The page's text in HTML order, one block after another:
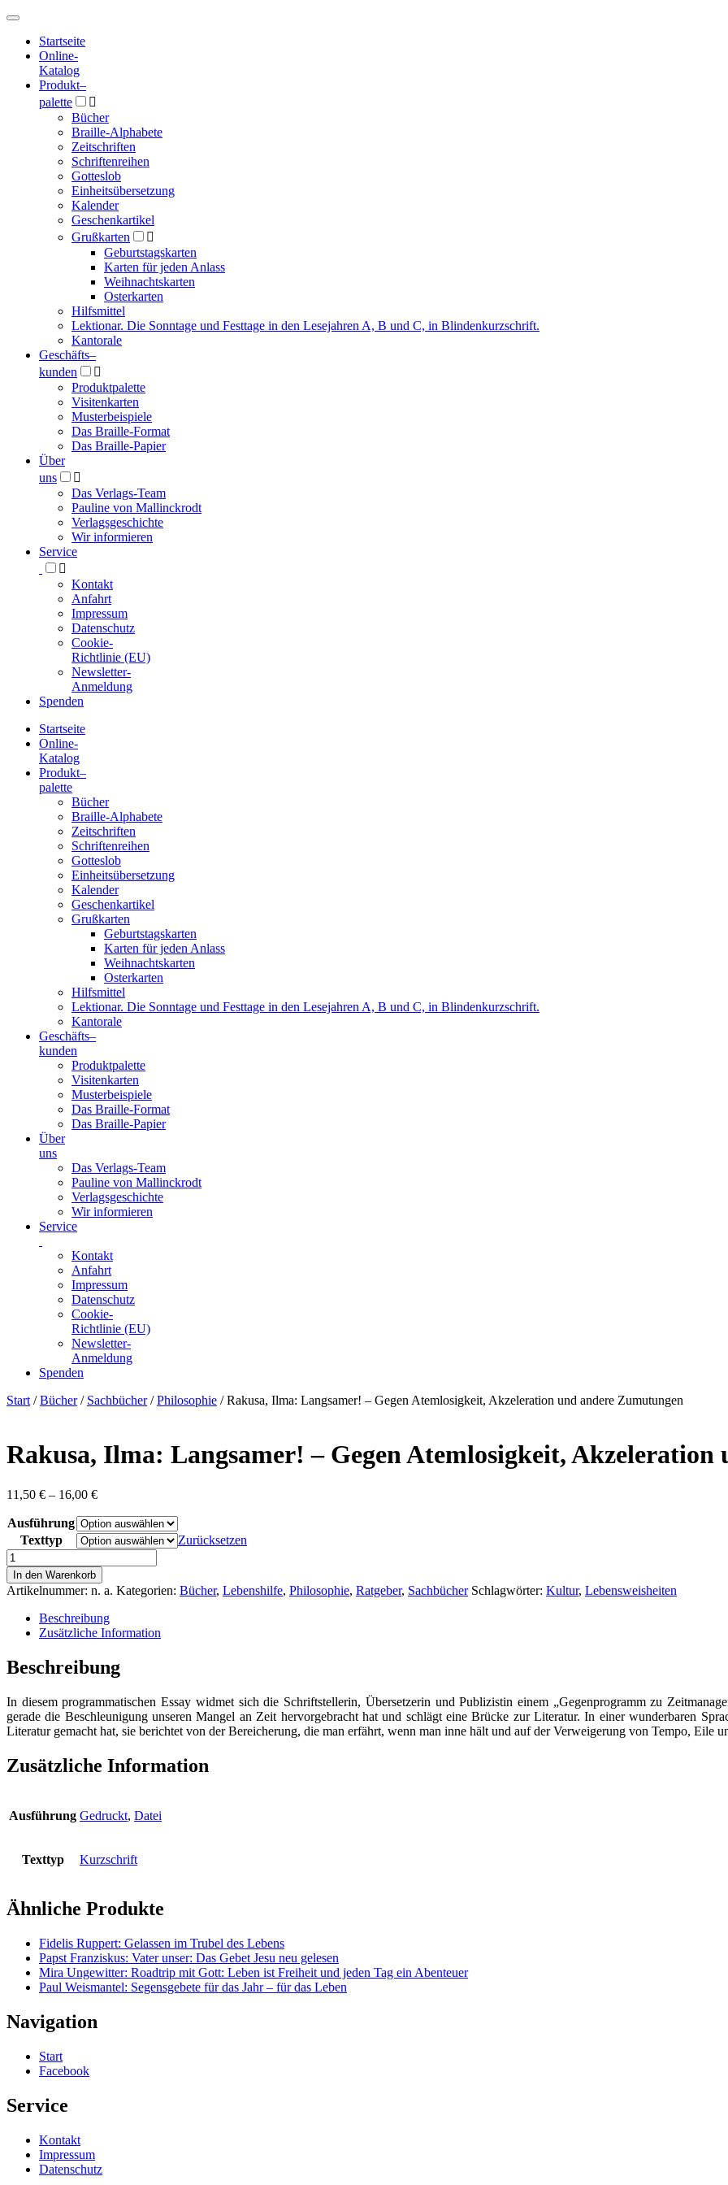
Hauptmenü
Hauptmenü
Startseite
Online-
Katalog
Produkt–
palette

Bücher
Braille-Alphabete
Zeitschriften
Schriftenreihen
Gotteslob
Einheitsübersetzung
Kalender
Geschenkartikel
Grußkarten

Geburtstagskarten
Karten für jeden Anlass
Weihnachtskarten
Osterkarten
Hilfsmittel
Lektionar. Die Sonntage und Festtage in den Lesejahren A, B und C, in Blindenkurzschrift.
Kantorale
Geschäfts­–
kunden

Produktpalette
Visitenkarten
Musterbeispiele
Das Braille-Format
Das Braille-Papier
Über
uns

Das Verlags-Team
Pauline von Mallinckrodt
Verlagsgeschichte
Wir informieren
Service

Kontakt
Anfahrt
Impressum
Datenschutz
Cookie-
Richtlinie (EU)
Newsletter-
Anmeldung
Spenden
Blindenschrift-
Verlag
Druckerei
gGmbH
Startseite
Online-
Katalog
Produkt–
palette
Bücher
Braille-Alphabete
Zeitschriften
Schriftenreihen
Gotteslob
Einheitsübersetzung
Kalender
Geschenkartikel
Grußkarten
Geburtstagskarten
Karten für jeden Anlass
Weihnachtskarten
Osterkarten
Hilfsmittel
Lektionar. Die Sonntage und Festtage in den Lesejahren A, B und C, in Blindenkurzschrift.
Kantorale
Geschäfts­–
kunden
Produktpalette
Visitenkarten
Musterbeispiele
Das Braille-Format
Das Braille-Papier
Über
uns
Das Verlags-Team
Pauline von Mallinckrodt
Verlagsgeschichte
Wir informieren
Service
Kontakt
Anfahrt
Impressum
Datenschutz
Cookie-
Richtlinie (EU)
Newsletter-
Anmeldung
Spenden
Skip
Start /Bücher/ Sachbücher/Philosophie / Rakusa, Ilma: Langsamer! – Gegen Atemlosigkeit, Akzeleration und andere Zumutungen
Rakusa, Ilma: Langsamer! – Gegen Atemlosigkeit, Akzeleration
11,50 € – 16,00 €Preisspanne:
bis
16,00 €
Ausführung
Texttyp
Zurücksetzen
Rakusa,
Ilma:
Langsamer!
-
Gegen
Atemlosigkeit,
Akzeleration
und
andere
Menge
In den Warenkorb
Artikelnummer: n. a. Kategorien: Bücher, Lebenshilfe, Philosophie, Ratgeber, Sachbücher Schlagwörter: Kultur, Lebensweisheiten
Beschreibung
Zusätzliche Information
Beschreibung
In diesem programmatischen Essay widmet sich die Schriftstellerin, Übersetzerin und Publizistin einem „Gegenprogramm zu
gerade die Beschleunigung unseren Mangel an Zeit hervorgebracht hat und schlägt eine Brücke zur Literatur. In einer wunderbaren
Literatur gemacht hat, sie berichtet von der Bereicherung, die man erfährt, wenn man inne hält und auf der Verweigerung von Tempo, Eile
Zusätzliche Information
Ausführung Gedruckt, Datei
Texttyp Kurzschrift
Ähnliche Produkte
Fidelis Ruppert: Gelassen im Trubel des Lebens
Papst Franziskus: Vater unser: Das Gebet Jesu neu gelesen
Mira Ungewitter: Roadtrip mit Gott: Leben ist Freiheit und jeden Tag ein Abenteuer
Paul Weismantel: Segensgebete für das Jahr – für das Leben
Navigation
Start
Facebook
Service
Kontakt
Impressum
Datenschutz